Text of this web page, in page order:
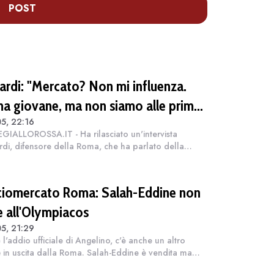
POST
"Mercato? Non mi influenza.
giovane, ma non siamo alle prime
22:16
- Ha rilasciato un'intervista
difensore della Roma, che ha parlato della
Roma: Salah-Eddine non
all'Olympiacos
21:29
l'addio ufficiale di Angelino, c'è anche un altro
in uscita dalla Roma. Salah-Eddine è vendita ma